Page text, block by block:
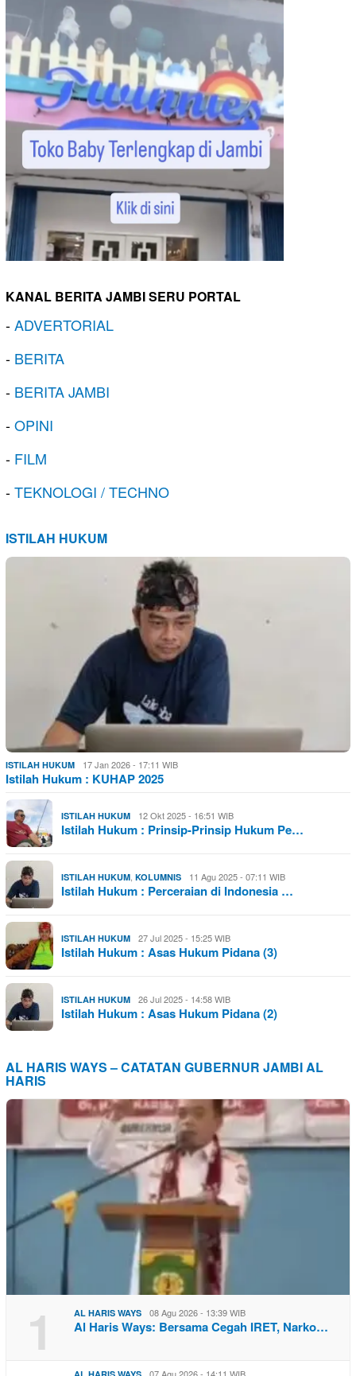
KANAL BERITA JAMBI SERU PORTAL
-ADVERTORIAL
- BERITA
- BERITA JAMBI
-OPINI
- FILM
-TEKNOLOGI / TECHNO
ISTILAH HUKUM
ISTILAH HUKUM 17 Jan 2026 - 17:11 WIB
Istilah Hukum : KUHAP 2025
ISTILAH HUKUM 12 Okt 2025 - 16:51 WIB
Istilah Hukum : Prinsip-Prinsip Hukum Pe…
ISTILAH HUKUM, KOLUMNIS 11 Agu 2025 - 07:11 WIB
Istilah Hukum : Perceraian di Indonesia …
ISTILAH HUKUM 27 Jul 2025 - 15:25 WIB
Istilah Hukum : Asas Hukum Pidana (3)
ISTILAH HUKUM 26 Jul 2025 - 14:58 WIB
Istilah Hukum : Asas Hukum Pidana (2)
AL HARIS WAYS – CATATAN GUBERNUR JAMBI AL
HARIS
1 AL HARIS WAYS 08 Agu 2026 - 13:39 WIB
Al Haris Ways: Bersama Cegah IRET, Narko…